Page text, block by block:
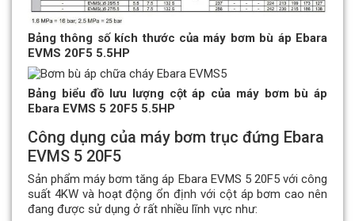
Bảng thông số kích thước của máy bơm bù áp Ebara
EVMS 20F5 5.5HP
Bảng biểu đồ lưu lượng cột áp của máy bơm bù áp
Ebara EVMS 5 20F5 5.5HP
Công dụng của máy bơm trục đứng Ebara
EVMS 5 20F5
Sản phẩm máy bơm tăng áp Ebara EVMS 5 20F5 với công
suất 4KW và hoạt động ổn định với cột áp bơm cao nên
đang được sử dụng ở rất nhiều lĩnh vực như: